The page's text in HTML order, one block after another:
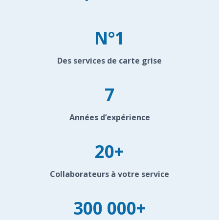
N°1
Des services de carte grise
7
Années d’expérience
20+
Collaborateurs à votre service
300 000+